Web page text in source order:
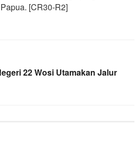
[CR30-R2]
22 Wosi Utamakan Jalur